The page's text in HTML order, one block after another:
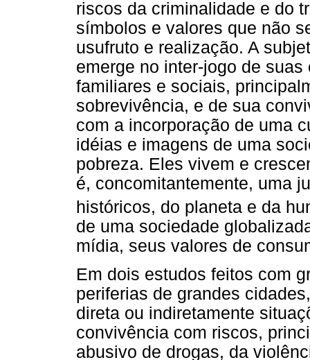
riscos da criminalidade e do
símbolos e valores que não
usufruto e realização. A
emerge no inter-jogo de
familiares e sociais,
sobrevivência, e de sua
com a incorporação de uma
idéias e imagens de uma
pobreza. Eles vivem e
é, concomitantemente, uma
históricos, do planeta e da
de uma sociedade
mídia, seus valores de
Em dois estudos feitos com
periferias de grandes
direta ou indiretamente
convivência com riscos,
abusivo de drogas, da